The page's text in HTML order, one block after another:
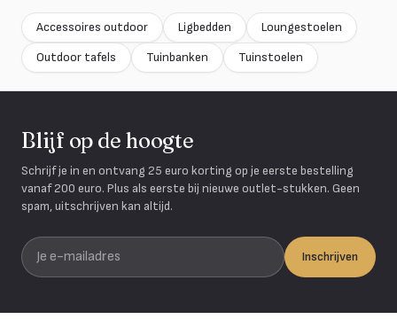
Accessoires outdoor Ligbedden
Loungestoelen
Outdoor tafels
Tuinbanken Tuinstoelen
Blijf op de hoogte
Schrijf je in en ontvang 25 euro korting op je eerste bestelling
vanaf 200 euro. Plus als eerste bij nieuwe outlet-stukken. Geen
spam, uitschrijven kan altijd.
Je e-mailadres
Inschrijven